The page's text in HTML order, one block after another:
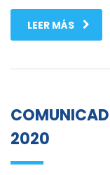
LEER MÁS
2020